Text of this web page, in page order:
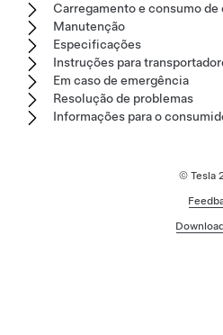
Carregamento e consumo de
Manutenção
Especificações
Instruções para
Em caso de emergência
Resolução de problemas
Informações para o
© Tesla